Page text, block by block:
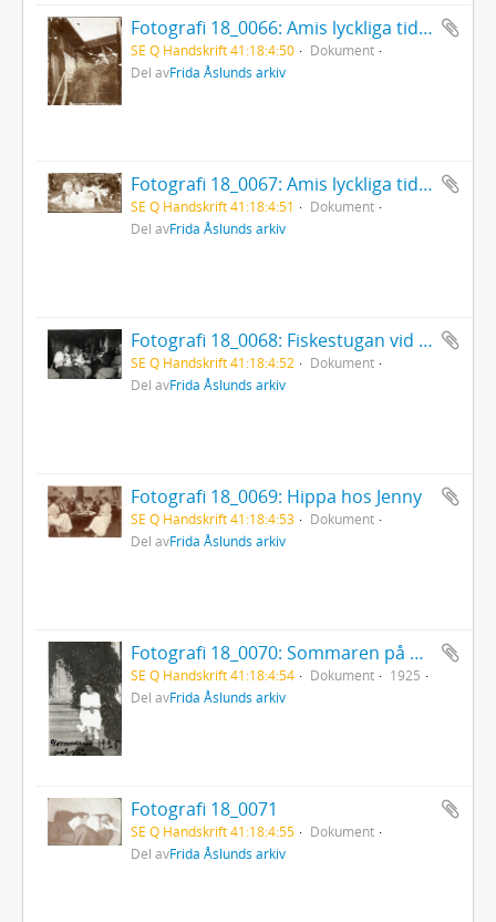
Fotografi 18_0066: Amis lyckliga tid i Bjursås prostgård
SE Q Handskrift 41:18:4:50
Dokument
Del avFrida Åslunds arkiv
Fotografi 18_0067: Amis lyckliga tid i Bjursås prostgård
SE Q Handskrift 41:18:4:51
Dokument
Del avFrida Åslunds arkiv
Fotografi 18_0068: Fiskestugan vid Koltjärnarna, Bydalen
SE Q Handskrift 41:18:4:52
Dokument
Del avFrida Åslunds arkiv
Fotografi 18_0069: Hippa hos Jenny
SE Q Handskrift 41:18:4:53
Dokument
Del avFrida Åslunds arkiv
Fotografi 18_0070: Sommaren på Näs 1925
SE Q Handskrift 41:18:4:54 Dokument
1925
Del avFrida Åslunds arkiv
Fotografi 18_0071
SE Q Handskrift 41:18:4:55
Dokument
Del avFrida Åslunds arkiv